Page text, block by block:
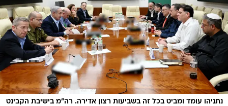
נתניהו עומד ומביט בכל זה בשביעות רצון אדירה. רה"מ בישיבת הקבינט